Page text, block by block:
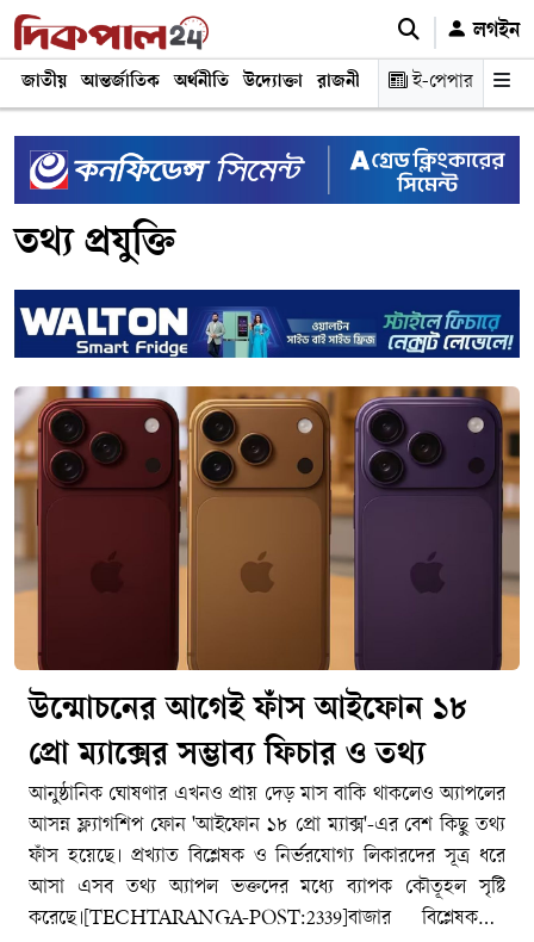
লগইন
জাতীয় আন্তর্জাতিক অর্থনীতি উদ্যোক্তা রাজনীতি শিক্ষা স্বাস্থ্য ও
ই-পেপার
তথ্য প্রযুক্তি
উন্মোচনের আগেই ফাঁস আইফোন ১৮
প্রো ম্যাক্সের সম্ভাব্য ফিচার ও তথ্য
আনুষ্ঠানিক ঘোষণার এখনও প্রায় দেড় মাস বাকি থাকলেও অ্যাপলের
আসন্ন ফ্ল্যাগশিপ ফোন 'আইফোন ১৮ প্রো ম্যাক্স'-এর বেশ কিছু তথ্য
ফাঁস হয়েছে। প্রখ্যাত বিশ্লেষক ও নির্ভরযোগ্য লিকারদের সূত্র ধরে
আসা এসব তথ্য অ্যাপল ভক্তদের মধ্যে ব্যাপক কৌতূহল সৃষ্টি
করেছে।[TECHTARANGA-POST:2339]বাজার বিশ্লেষকদের